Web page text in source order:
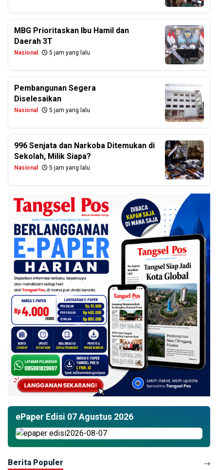
MBG Prioritaskan Ibu Hamil dan
Daerah 3T
Nasional 5 jam yang lalu
Pembangunan Segera
Diselesaikan
Nasional 5 jam yang lalu
996 Senjata dan Narkoba Ditemukan di
Sekolah, Milik Siapa?
Nasional 5 jam yang lalu
ePaper Edisi 07 Agustus 2026
Berita Populer